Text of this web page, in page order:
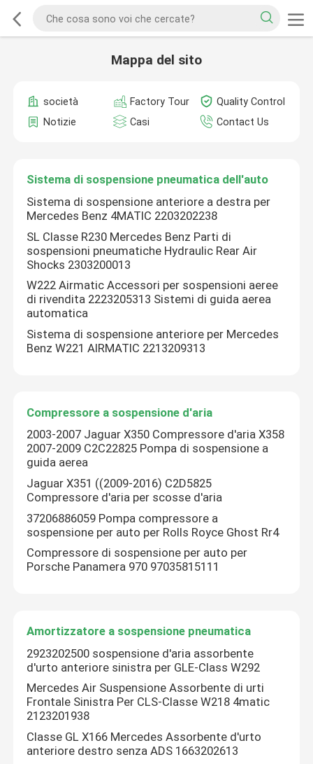
Mappa del sito
società Factory Tour
Quality Control
Notizie
Casi Contact Us
Sistema di sospensione pneumatica dell'auto
Sistema di sospensione anteriore a destra per
Mercedes Benz 4MATIC 2203202238
SL Classe R230 Mercedes Benz Parti di
sospensioni pneumatiche Hydraulic Rear Air
Shocks 2303200013
W222 Airmatic Accessori per sospensioni aeree
di rivendita 2223205313 Sistemi di guida aerea
automatica
Sistema di sospensione anteriore per Mercedes
Benz W221 AIRMATIC 2213209313
Compressore a sospensione d'aria
2003-2007 Jaguar X350 Compressore d'aria X358
2007-2009 C2C22825 Pompa di sospensione a
guida aerea
Jaguar X351 ((2009-2016) C2D5825
Compressore d'aria per scosse d'aria
37206886059 Pompa compressore a
sospensione per auto per Rolls Royce Ghost Rr4
Compressore di sospensione per auto per
Porsche Panamera 970 97035815111
Amortizzatore a sospensione pneumatica
2923202500 sospensione d'aria assorbente
d'urto anteriore sinistra per GLE-Class W292
Mercedes Air Suspensione Assorbente di urti
Frontale Sinistra Per CLS-Classe W218 4matic
2123201938
Classe GL X166 Mercedes Assorbente d'urto
anteriore destro senza ADS 1663202613